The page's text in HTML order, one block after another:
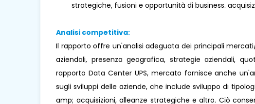
strategiche, fusioni e opportunità di business.
Analisi competitiva:
Il rapporto offre un'analisi adeguata dei principali
aziendali, presenza geografica, strategie aziendali,
rapporto Data Center UPS, mercato fornisce anche
sugli sviluppi delle aziende, che include sviluppo di
amp; acquisizioni, alleanze strategiche e altro. Ciò